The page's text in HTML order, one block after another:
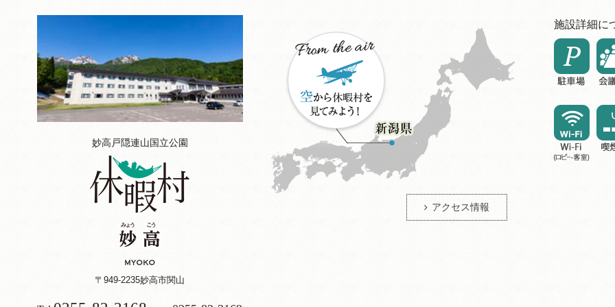
妙高戸隠連山国立公園
〒949-2235妙高市関山
アクセス情報
施設詳細に